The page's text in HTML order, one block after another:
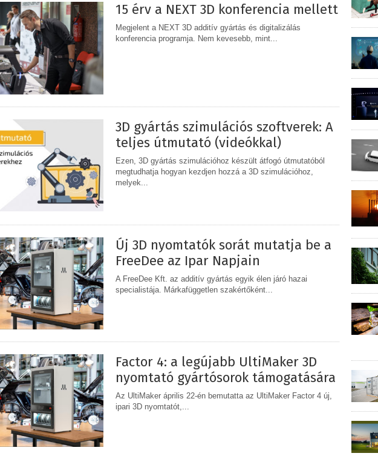
15 érv a NEXT 3D konferencia mellett
Megjelent a NEXT 3D additív gyártás és digitalizálás
konferencia programja. Nem kevesebb, mint...
3D gyártás szimulációs szoftverek: A
teljes útmutató (videókkal)
Ezen, 3D gyártás szimulációhoz készült átfogó útmutatóból
megtudhatja hogyan kezdjen hozzá a 3D szimulációhoz,
melyek...
Új 3D nyomtatók sorát mutatja be a
FreeDee az Ipar Napjain
A FreeDee Kft. az additív gyártás egyik élen járó hazai
specialistája. Márkafüggetlen szakértőként...
Factor 4: a legújabb UltiMaker 3D
nyomtató gyártósorok támogatására
Az UltiMaker április 22-én bemutatta az UltiMaker Factor 4 új,
ipari 3D nyomtatót,...